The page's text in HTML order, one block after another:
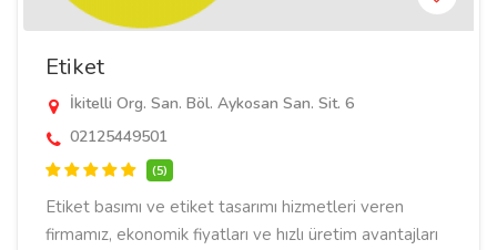
Etiket
İkitelli Org. San. Böl. Aykosan San. Sit. 6
02125449501
(5)
Etiket basımı ve etiket tasarımı hizmetleri veren
firmamız, ekonomik fiyatları ve hızlı üretim avantajları